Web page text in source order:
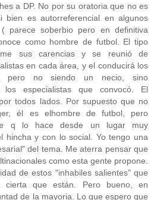
a DP. No por su oratoria que no es
bien es autorreferencial en algunos
parece soberbio pero en definitiva
como hombre de futbol. El tipo
sus carencias y se reunió de
en cada área, y el conducirá los
pero no siendo un necio, sino
los especialistas que convocó. El
todos lados. Por supuesto que no
él es elhombre de futbol, pero
q lo hace desde un lugar muy
hincha y con lo social. Yo tengo una
del tema. Me aterra pensar que
como esta gente propone.
de estos "inhabiles salientes" que
cierta que están. Pero bueno, en
de la mayoria. Lo que espero que